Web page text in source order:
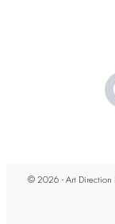
© 2026 - Art Direction